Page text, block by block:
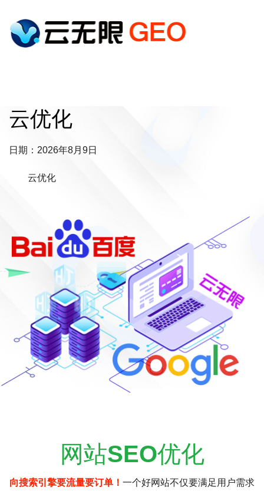
云优化
日期：2026年8月9日
云优化
网站SEO优化
向搜索引擎要流量要订单！ 一个好网站不仅要满足用户需求